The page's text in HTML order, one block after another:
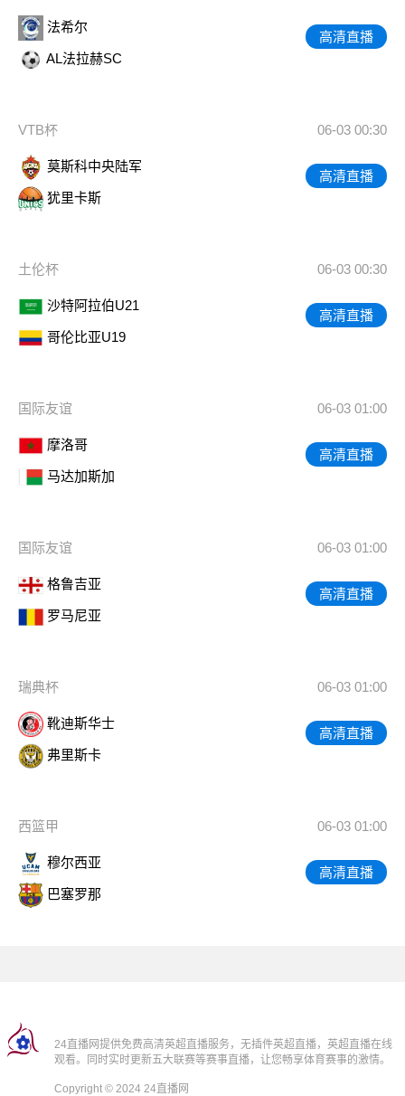
法希尔
AL法拉赫SC
高清直播
VTB杯 06-03 00:30
莫斯科中央陆军
犹里卡斯
高清直播
土伦杯 06-03 00:30
沙特阿拉伯U21
哥伦比亚U19
高清直播
国际友谊 06-03 01:00
摩洛哥
马达加斯加
高清直播
国际友谊 06-03 01:00
格鲁吉亚
罗马尼亚
高清直播
瑞典杯 06-03 01:00
靴迪斯华士
弗里斯卡
高清直播
西篮甲 06-03 01:00
穆尔西亚
巴塞罗那
高清直播
24直播网提供免费高清英超直播服务，无插件英超直播，英超直播在线
观看。同时实时更新五大联赛等赛事直播，让您畅享体育赛事的激情。
Copyright © 2024 24直播网